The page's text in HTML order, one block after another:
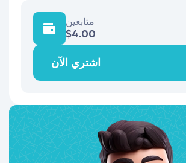
متابعين
$4.00
اشتري الآن